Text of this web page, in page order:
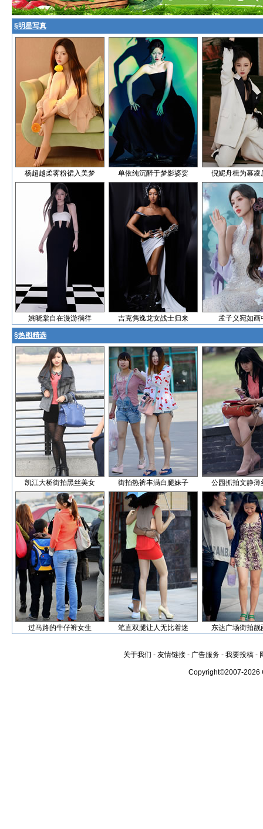
§明星写真
杨超越柔雾粉裙入美梦 单依纯沉醉于梦影婆娑 倪妮舟楫为幕凌
姚晓棠自在漫游徜徉 吉克隽逸龙女战士归来 孟子义宛如画
§热图精选
凯江大桥街拍黑丝美女 街拍热裤丰满白腿妹子 公园抓拍文静薄
过马路的牛仔裤女生 笔直双腿让人无比着迷 东达广场街拍靓
关于我们 - 友情链接 - 广告服务 - 我要投稿 -
Copyright©2007-2026